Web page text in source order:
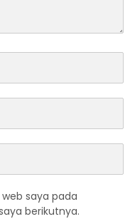
saya pada
berikutnya.